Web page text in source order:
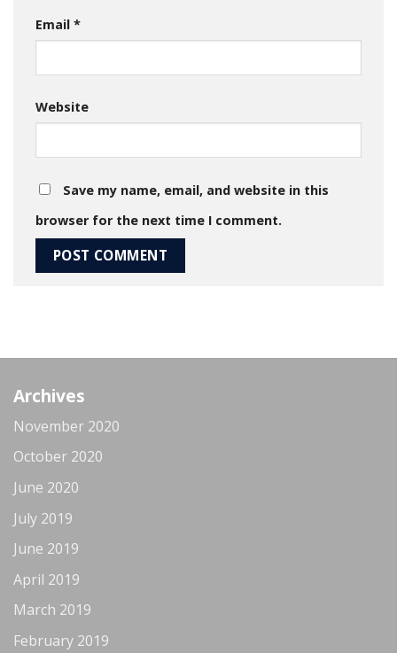
Email *
Website
Save my name, email, and website in this
browser for the next time I comment.
Archives
November 2020
October 2020
June 2020
July 2019
June 2019
April 2019
March 2019
February 2019